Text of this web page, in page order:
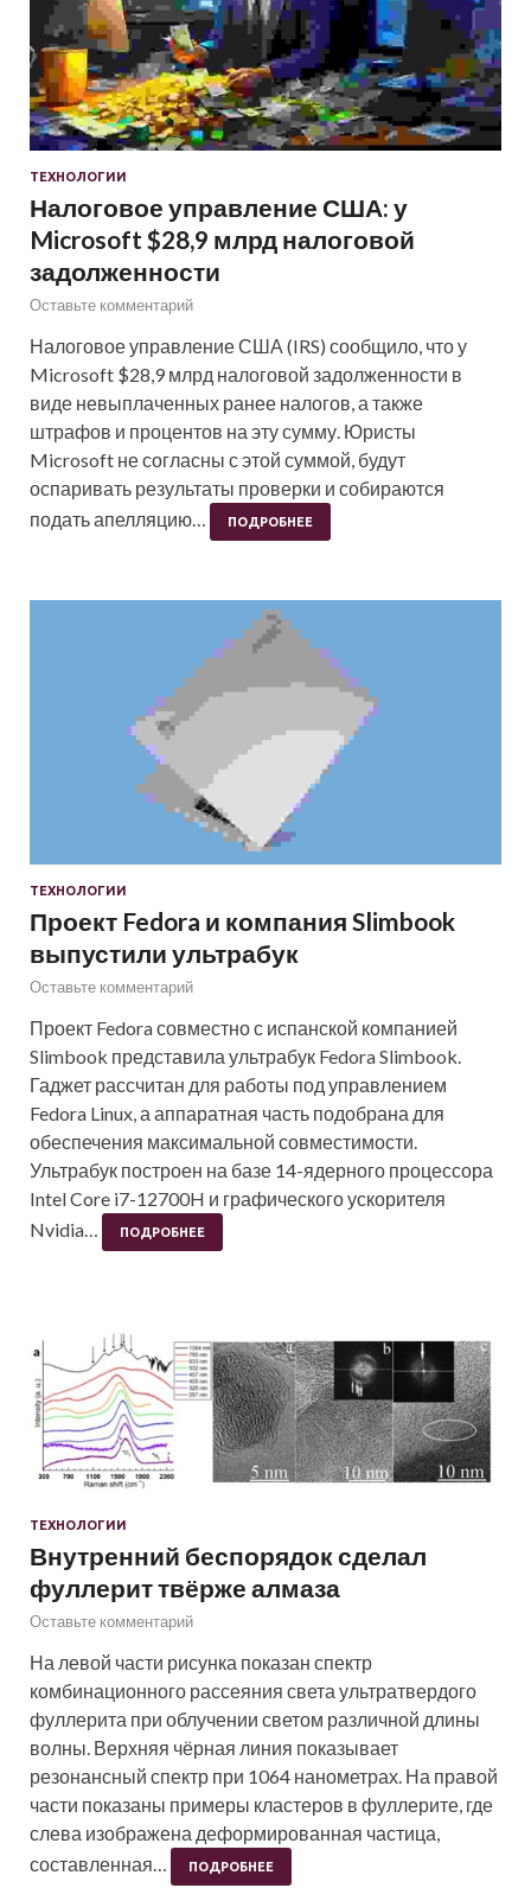
ТЕХНОЛОГИИ
Налоговое управление США: у
Microsoft $28,9 млрд налоговой
задолженности
Оставьте комментарий
Налоговое управление США (IRS) сообщило, что у
Microsoft $28,9 млрд налоговой задолженности в
виде невыплаченных ранее налогов, а также
штрафов и процентов на эту сумму. Юристы
Microsoft не согласны с этой суммой, будут
оспаривать результаты проверки и собираются
подать апелляцию…
ПОДРОБНЕЕ
ТЕХНОЛОГИИ
Проект Fedora и компания Slimbook
выпустили ультрабук
Оставьте комментарий
Проект Fedora совместно с испанской компанией
Slimbook представила ультрабук Fedora Slimbook.
Гаджет рассчитан для работы под управлением
Fedora Linux, а аппаратная часть подобрана для
обеспечения максимальной совместимости.
Ультрабук построен на базе 14-ядерного процессора
Intel Core i7-12700H и графического ускорителя
Nvidia…
ПОДРОБНЕЕ
ТЕХНОЛОГИИ
Внутренний беспорядок сделал
фуллерит твёрже алмаза
Оставьте комментарий
На левой части рисунка показан спектр
комбинационного рассеяния света ультратвердого
фуллерита при облучении светом различной длины
волны. Верхняя чёрная линия показывает
резонансный спектр при 1064 нанометрах. На правой
части показаны примеры кластеров в фуллерите, где
слева изображена деформированная частица,
составленная…
ПОДРОБНЕЕ